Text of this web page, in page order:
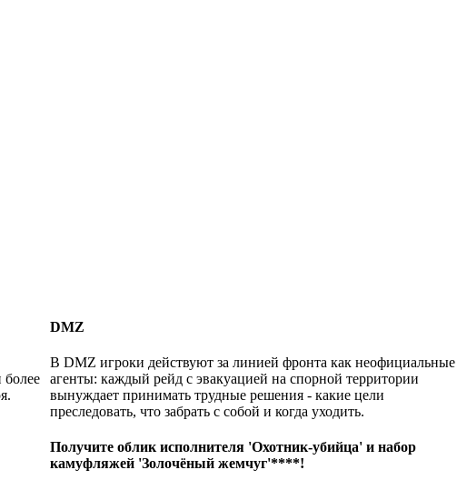
более
DMZ
В DMZ игроки действуют за линией фронта как неофициальные
агенты: каждый рейд с эвакуацией на спорной территории
вынуждает принимать трудные решения - какие цели
преследовать, что забрать с собой и когда уходить.
Получите облик исполнителя 'Охотник-убийца' и набор
камуфляжей 'Золочёный жемчуг'****!